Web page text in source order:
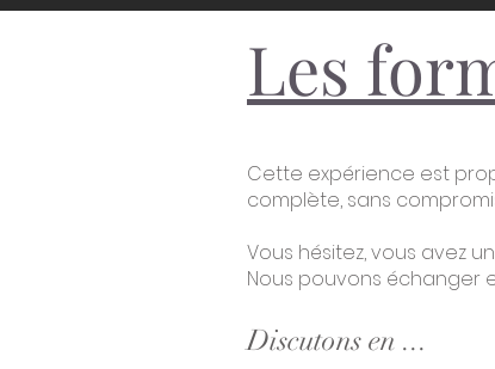
Les
Cette expérience est
complète, sans
Vous hésitez, vous avez
Nous pouvons échanger
Discutons en ...